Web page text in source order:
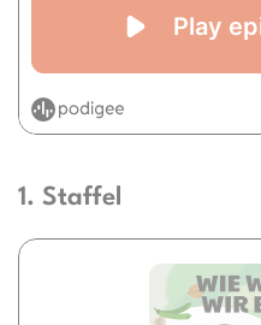
1. Staffel